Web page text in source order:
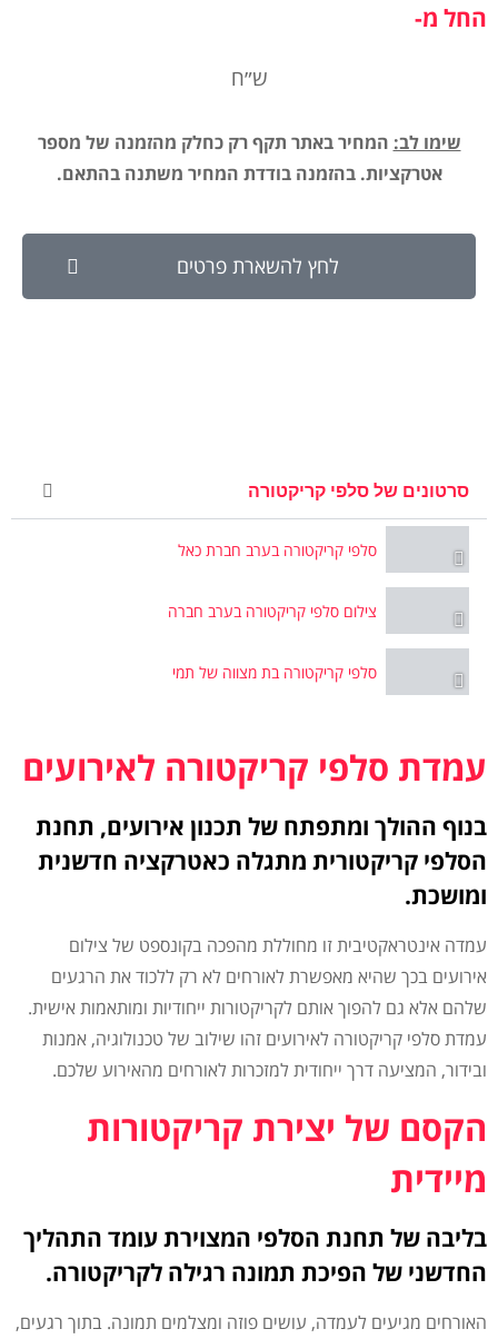
החל מ-
ש״ח
שימו לב: המחיר באתר תקף רק כחלק מהזמנה של מספר
אטרקציות. בהזמנה בודדת המחיר משתנה בהתאם.
לחץ להשארת פרטים
סרטונים של סלפי קריקטורה
סלפי קריקטורה בערב חברת כאל
צילום סלפי קריקטורה בערב חברה
סלפי קריקטורה בת מצווה של תמי
עמדת סלפי קריקטורה לאירועים
בנוף ההולך ומתפתח של תכנון אירועים, תחנת
הסלפי קריקטורית מתגלה כאטרקציה חדשנית
ומושכת.
עמדה אינטראקטיבית זו מחוללת מהפכה בקונספט של צילום
אירועים בכך שהיא מאפשרת לאורחים לא רק ללכוד את הרגעים
שלהם אלא גם להפוך אותם לקריקטורות ייחודיות ומותאמות אישית.
עמדת סלפי קריקטורה לאירועים זהו שילוב של טכנולוגיה, אמנות
ובידור, המציעה דרך ייחודית למזכרות לאורחים מהאירוע שלכם.
הקסם של יצירת קריקטורות
מיידית
בליבה של תחנת הסלפי המצוירת עומד התהליך
החדשני של הפיכת תמונה רגילה לקריקטורה.
האורחים מגיעים לעמדה, עושים פוזה ומצלמים תמונה. בתוך רגעים,